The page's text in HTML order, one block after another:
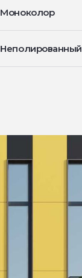
Моноколор
Неполированный